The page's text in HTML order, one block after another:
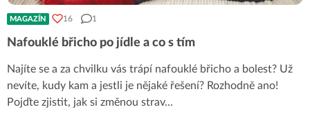
MAGAZÍN 16 1
Nafouklé břicho po jídle a co s tím
Najíte se a za chvilku vás trápí nafouklé břicho a bolest? Už
nevíte, kudy kam a jestli je nějaké řešení? Rozhodně ano!
Pojďte zjistit, jak si změnou strav...